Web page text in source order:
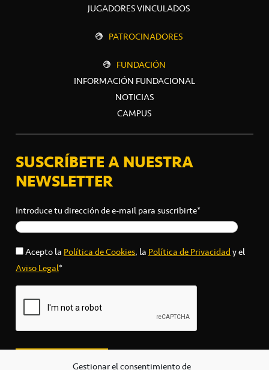
Gestionar el consentimiento de
JUGADORES VINCULADOS
PATROCINADORES
FUNDACIÓN
INFORMACIÓN FUNDACIONAL
NOTICIAS
CAMPUS
SUSCRÍBETE A NUESTRA
NEWSLETTER
Introduce tu dirección de e-mail para suscribirte*
Acepto laPolítica de Cookies, laPolítica de Privacidady el
Aviso Legal*